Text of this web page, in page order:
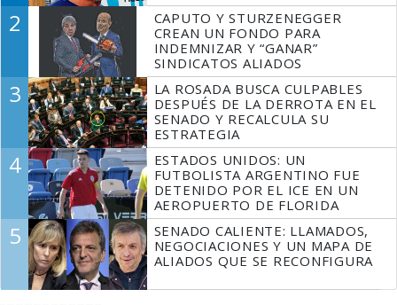
2
CAPUTO Y STURZENEGGER
CREAN UN FONDO PARA
INDEMNIZAR Y “GANAR”
SINDICATOS ALIADOS
3
LA ROSADA BUSCA CULPABLES
DESPUÉS DE LA DERROTA EN EL
SENADO Y RECALCULA SU
ESTRATEGIA
4
ESTADOS UNIDOS: UN
FUTBOLISTA ARGENTINO FUE
DETENIDO POR EL ICE EN UN
AEROPUERTO DE FLORIDA
5
SENADO CALIENTE: LLAMADOS,
NEGOCIACIONES Y UN MAPA DE
ALIADOS QUE SE RECONFIGURA